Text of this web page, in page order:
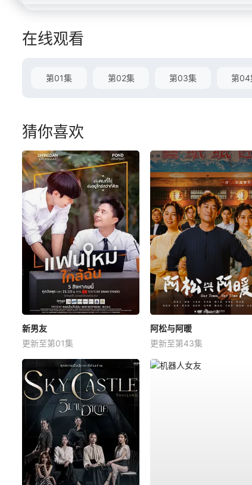
在线观看
第01集 第02集 第03集 第04
猜你喜欢
新男友
更新至第01集
阿松与阿暖
更新至第43集